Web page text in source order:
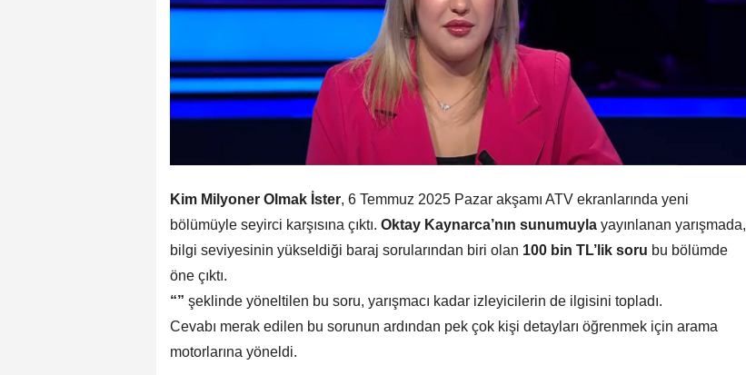
Kim Milyoner Olmak İster, 6 Temmuz 2025 Pazar akşamı ATV ekranlarında yeni
bölümüyle seyirci karşısına çıktı. Oktay Kaynarca’nın sunumuyla yayınlanan yarışmada,
bilgi seviyesinin yükseldiği baraj sorularından biri olan 100 bin TL’lik soru bu bölümde
öne çıktı.
“” şeklinde yöneltilen bu soru, yarışmacı kadar izleyicilerin de ilgisini topladı.
Cevabı merak edilen bu sorunun ardından pek çok kişi detayları öğrenmek için arama
motorlarına yöneldi.